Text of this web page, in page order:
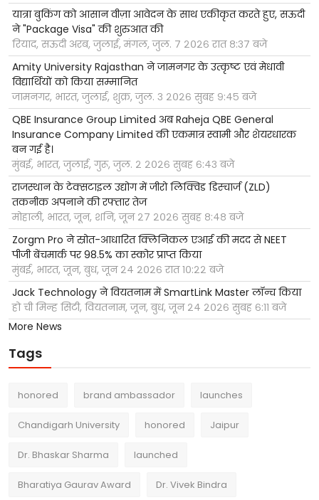
यात्रा बुकिंग को आसान वीज़ा आवेदन के साथ एकीकृत करते हुए, सऊदी
ने "Package Visa" की शुरुआत की
रियाद, सऊदी अरब, जुलाई, मंगल, जुल. ७ २०२६ रात ८:३७ बजे
Amity University Rajasthan ने जामनगर के उत्कृष्ट एवं मेधावी
विद्यार्थियों को किया सम्मानित
जामनगर, भारत, जुलाई, शुक्र, जुल. ३ २०२६ सुबह ९:४५ बजे
QBE Insurance Group Limited अब Raheja QBE General
Insurance Company Limited की एकमात्र स्वामी और शेयरधारक
बन गई है।
मुंबई, भारत, जुलाई, गुरू, जुल. २ २०२६ सुबह ६:४३ बजे
राजस्थान के टेक्सटाइल उद्योग में जीरो लिक्विड डिस्चार्ज (ZLD)
तकनीक अपनाने की रफ्तार तेज
मोहाली, भारत, जून, शनि, जून २७ २०२६ सुबह ८:४८ बजे
Zorgm Pro ने स्रोत-आधारित क्लिनिकल एआई की मदद से NEET
पीजी बेंचमार्क पर 98.5% का स्कोर प्राप्त किया
मुंबई, भारत, जून, बुध, जून २४ २०२६ रात १०:२२ बजे
Jack Technology ने वियतनाम में SmartLink Master लॉन्च किया
हो ची मिन्ह सिटी, वियतनाम, जून, बुध, जून २४ २०२६ सुबह ६:११ बजे
More News
Tags
honored brand ambassador launches
Chandigarh University honored Jaipur
Dr. Bhaskar Sharma launched
Bharatiya Gaurav Award Dr. Vivek Bindra